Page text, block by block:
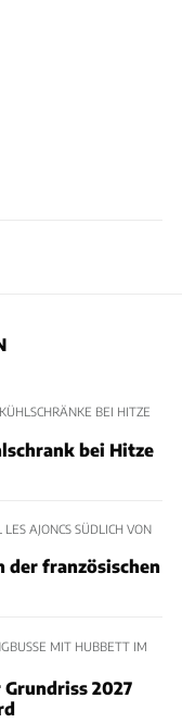
BEI HITZE
bei Hitze
AJONCS SÜDLICH VON
der französischen
MIT HUBBETT IM
2027